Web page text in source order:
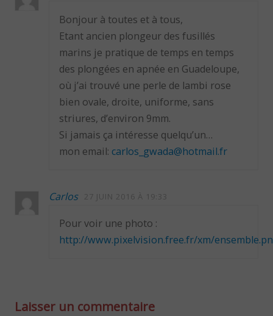
Bonjour à toutes et à tous,
Etant ancien plongeur des fusillés
marins je pratique de temps en temps
des plongées en apnée en Guadeloupe,
où j’ai trouvé une perle de lambi rose
bien ovale, droite, uniforme, sans
striures, d’environ 9mm.
Si jamais ça intéresse quelqu’un…
mon email: carlos_gwada@hotmail.fr
Carlos 27 JUIN 2016 À 19:33
Pour voir une photo :
http://www.pixelvision.free.fr/xm/
Laisser un commentaire